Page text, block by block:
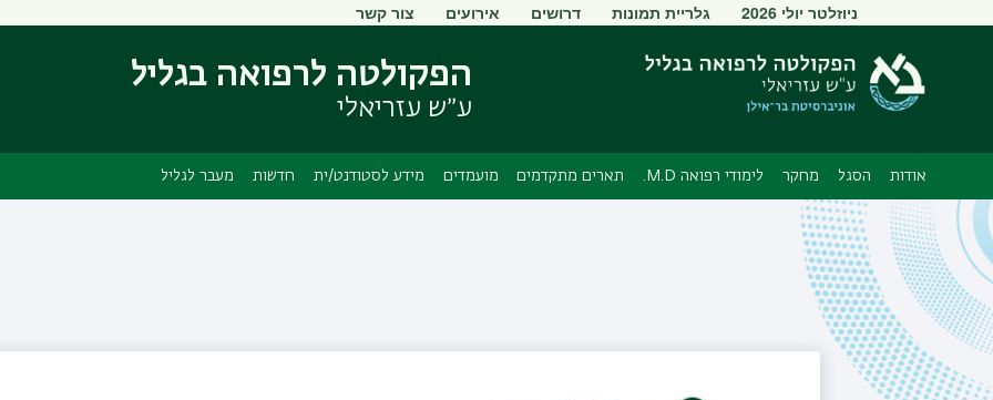
העיקרי
ניווט
תפריט
ניוזלטר יולי 2026 גלריית תמונות דרושים אירועים צור קשר
הפקולטה לרפואה בגליל
ע״ש עזריאלי
אודות הסגל מחקר לימודי רפואה M.D. תארים מתקדמים מועמדים מידע לסטודנט/ית חדשות מעבר לגליל